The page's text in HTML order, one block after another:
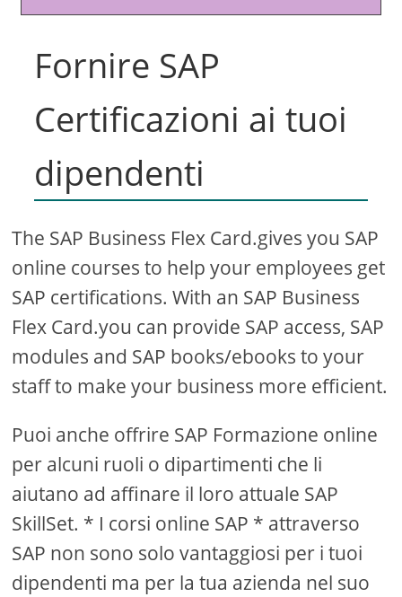
Fornire SAP
Certificazioni ai tuoi
dipendenti
The SAP Business Flex Card.gives you SAP
online courses to help your employees get
SAP certifications. With an SAP Business
Flex Card.you can provide SAP access, SAP
modules and SAP books/ebooks to your
staff to make your business more efficient.
Puoi anche offrire SAP Formazione online
per alcuni ruoli o dipartimenti che li
aiutano ad affinare il loro attuale SAP
SkillSet. * I corsi online SAP * attraverso
SAP non sono solo vantaggiosi per i tuoi
dipendenti ma per la tua azienda nel suo